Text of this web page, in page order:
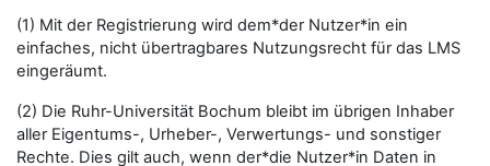
(1) Mit der Registrierung wird dem*der Nutzer*in ein
einfaches, nicht übertragbares Nutzungsrecht für das LMS
eingeräumt.
(2) Die Ruhr-Universität Bochum bleibt im übrigen Inhaber
aller Eigentums-, Urheber-, Verwertungs- und sonstiger
Rechte. Dies gilt auch, wenn der*die Nutzer*in Daten in